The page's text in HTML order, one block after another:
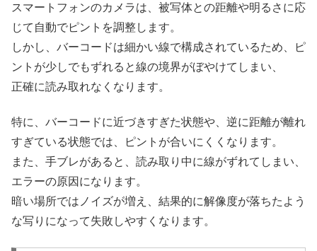
スマートフォンのカメラは、被写体との距離や明るさに応
じて自動でピントを調整します。
しかし、バーコードは細かい線で構成されているため、ピ
ントが少しでもずれると線の境界がぼやけてしまい、
正確に読み取れなくなります。
特に、バーコードに近づきすぎた状態や、逆に距離が離れ
すぎている状態では、ピントが合いにくくなります。
また、手ブレがあると、読み取り中に線がずれてしまい、
エラーの原因になります。
暗い場所ではノイズが増え、結果的に解像度が落ちたよう
な写りになって失敗しやすくなります。